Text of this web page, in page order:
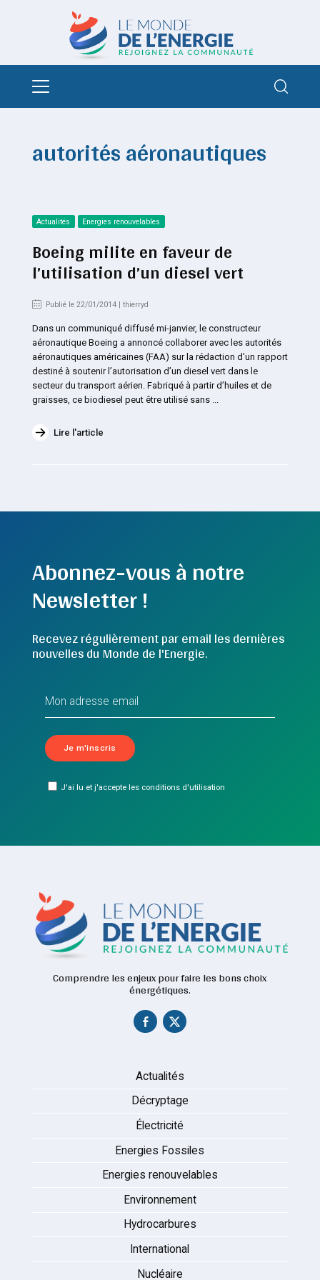
autorités aéronautiques
Actualités Energies renouvelables
Boeing milite en faveur de
l’utilisation d’un diesel vert
Publié le 22/01/2014 | thierryd
Dans un communiqué diffusé mi-janvier, le constructeur
aéronautique Boeing a annoncé collaborer avec les autorités
aéronautiques américaines (FAA) sur la rédaction d’un rapport
destiné à soutenir l’autorisation d’un diesel vert dans le
secteur du transport aérien. Fabriqué à partir d’huiles et de
graisses, ce biodiesel peut être utilisé sans ...
Lire l'article
Abonnez-vous à notre
Newsletter !
Recevez régulièrement par email les dernières
nouvelles du Monde de l'Energie.
J'ai lu et j'accepte les conditions d'utilisation
Comprendre les enjeux pour faire les bons choix
énergétiques.
Actualités
Décryptage
Électricité
Energies Fossiles
Energies renouvelables
Environnement
Hydrocarbures
International
Nucléaire